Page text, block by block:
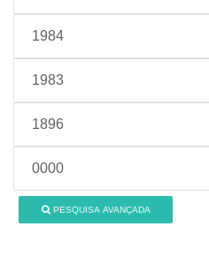
1984
1983
1896
0000
PESQUISA AVANÇADA